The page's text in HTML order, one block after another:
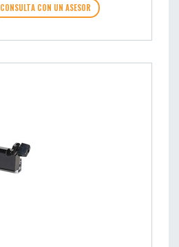
CONSULTA CON UN ASESOR